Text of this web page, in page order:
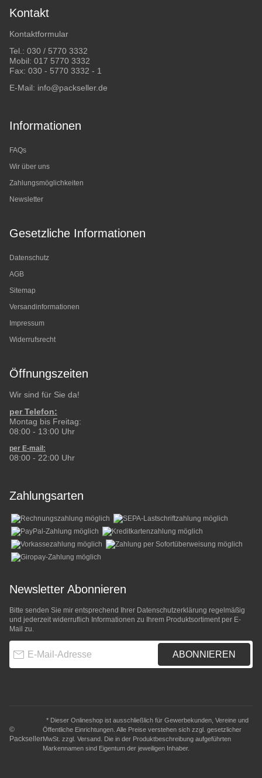
Kontakt
Kontaktformular
Tel.: 030 / 5770 3332
Mobil: 017 5770 3332
Fax: 030 - 5770 3332 - 1
E-Mail: info@packseller.de
Informationen
FAQs
Wir über uns
Zahlungsmöglichkeiten
Newsletter
Gesetzliche Informationen
Datenschutz
AGB
Sitemap
Versandinformationen
Impressum
Widerrufsrecht
Öffnungszeiten
Wir sind für Sie da!
per Telefon:
Montag bis Freitag:
08:00 - 13:00 Uhr
per E-mail:
08:00 - 22:00 Uhr
Zahlungsarten
Newsletter Abonnieren
Bitte senden Sie mir entsprechend Ihrer Datenschutzerklärung regelmäßig
und jederzeit widerruflich Informationen zu Ihrem Produktsortiment per E-
Mail zu.
ABONNIEREN
©
Packseller
* Dieser Onlineshop ist ausschließlich für Gewerbekunden, Vereine und
Öffentliche Einrichtungen. Alle Preise verstehen sich zzgl. gesetzlicher
MwSt. zzgl. Versand . Die in der Produktbeschreibung aufgeführten
Markennamen sind Eigentum der jeweiligen Inhaber.